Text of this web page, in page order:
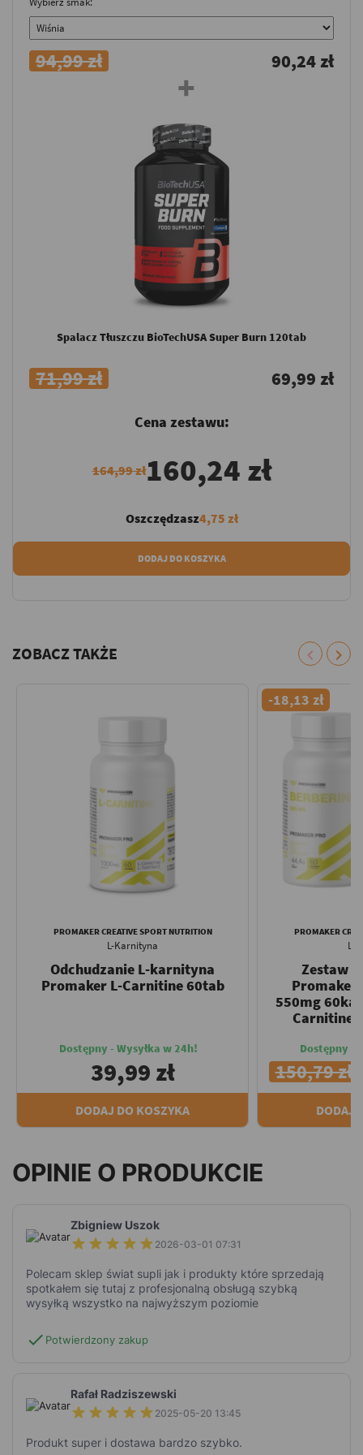
94,99 zł 90,24 zł
Spalacz Tłuszczu BioTechUSA Super Burn 120tab
71,99 zł 69,99 zł
Cena zestawu:
164,99 zł160,24 zł
Oszczędzasz4,75 zł
DODAJ DO KOSZYKA
ZOBACZ TAKŻE chevron_right
chevron_left
PROMAKER CREATIVE SPORT NUTRITION
L-Karnityna
Odchudzanie L-karnityna
Promaker L-Carnitine 60tab
Dostępny - Wysyłka w 24h!
39,99 zł
DODAJ DO KOSZYKA
-18,13 zł
PROMAKER
L-
Zestaw
Promaker
550mg
Carnitine
Dostępny -
150,79 zł
DODAJ
OPINIE O PRODUKCIE
Zbigniew Uszok
2026-03-01 07:31
Polecam sklep świat supli jak i produkty które sprzedają
spotkałem się tutaj z profesjonalną obsługą szybką
wysyłką wszystko na najwyższym poziomie
check Potwierdzony zakup
Rafał Radziszewski
2025-05-20 13:45
Produkt super i dostawa bardzo szybko.